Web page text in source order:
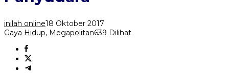
inilah online18 Oktober 2017
Gaya Hidup, Megapolitan639 Dilihat